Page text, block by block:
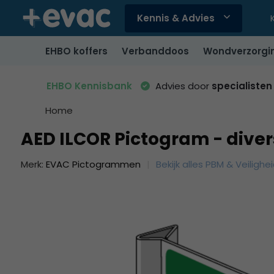
Kennis & Advies
Gebruik
de
pijltjes
beschikbaar
te
EHBO koffers Verbanddoos
EHBO Kennisbank Advies door specialisten
Home
AED ILCOR Pictogram -
Merk: EVAC Pictogrammen Bekijk alles PBM &